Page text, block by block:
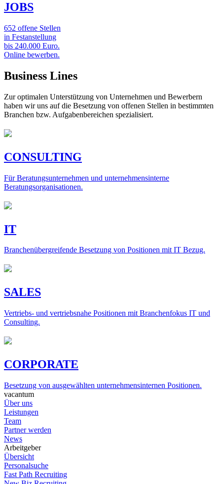
JOBS
652 offene Stellen
in Festanstellung
bis 240.000 Euro.
Online bewerben.
Business Lines
Zur optimalen Unterstützung von Unternehmen und Bewerbern
haben wir uns auf die Besetzung von offenen Stellen in bestimmten
Branchen bzw. Aufgabenbereichen spezialisiert.
CONSULTING
Für Beratungsunternehmen und unternehmensinterne
Beratungsorganisationen.
IT
Branchenübergreifende Besetzung von Positionen mit IT Bezug.
SALES
Vertriebs- und vertriebsnahe Positionen mit Branchenfokus IT und
Consulting.
CORPORATE
Besetzung von ausgewählten unternehmensinternen Positionen.
vacantum
Über uns
Leistungen
Team
Partner werden
News
Arbeitgeber
Übersicht
Personalsuche
Fast Path Recruiting